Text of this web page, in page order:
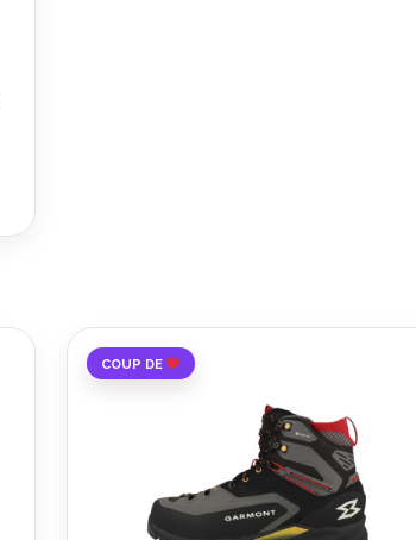
COUP DE